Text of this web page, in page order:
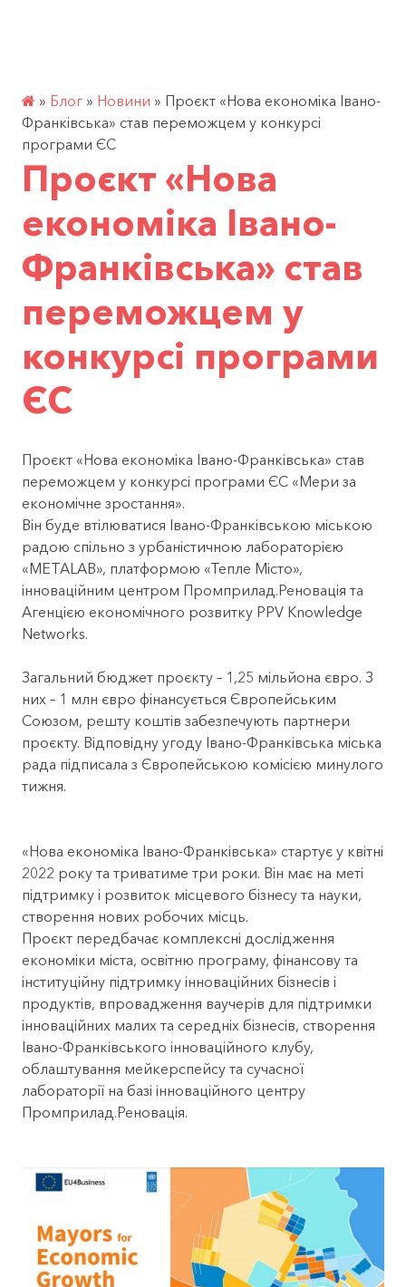
» Блог » Новини » Проєкт «Нова економіка Івано-
Франківська» став переможцем у конкурсі
програми ЄС
Проєкт «Нова
економіка Івано-
Франківська» став
переможцем у
конкурсі програми
ЄС
Проєкт «Нова економіка Івано-Франківська» став
переможцем у конкурсі програми ЄС «Мери за
економічне зростання».
Він буде втілюватися Івано-Франківською міською
радою спільно з урбаністичною лабораторією
«METALAB», платформою «Тепле Місто»,
інноваційним центром Промприлад.Реновація та
Агенцією економічного розвитку PPV Knowledge
Networks.
Загальний бюджет проєкту – 1,25 мільйона євро. З
них – 1 млн євро фінансується Європейським
Союзом, решту коштів забезпечують партнери
проєкту. Відповідну угоду Івано-Франківська міська
рада підписала з Європейською комісією минулого
тижня.
«Нова економіка Івано-Франківська» стартує у квітні
2022 року та триватиме три роки. Він має на меті
підтримку і розвиток місцевого бізнесу та науки,
створення нових робочих місць.
Проєкт передбачає комплексні дослідження
економіки міста, освітню програму, фінансову та
інституційну підтримку інноваційних бізнесів і
продуктів, впровадження ваучерів для підтримки
інноваційних малих та середніх бізнесів, створення
Івано-Франківського інноваційного клубу,
облаштування мейкерспейсу та сучасної
лабораторії на базі інноваційного центру
Промприлад.Реновація.